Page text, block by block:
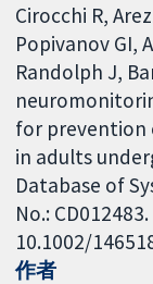
Cirocchi R,
Popivanov GI,
Randolph J,
for prevention
in adults
Database of
No.: CD012483.
10.1002/
作者